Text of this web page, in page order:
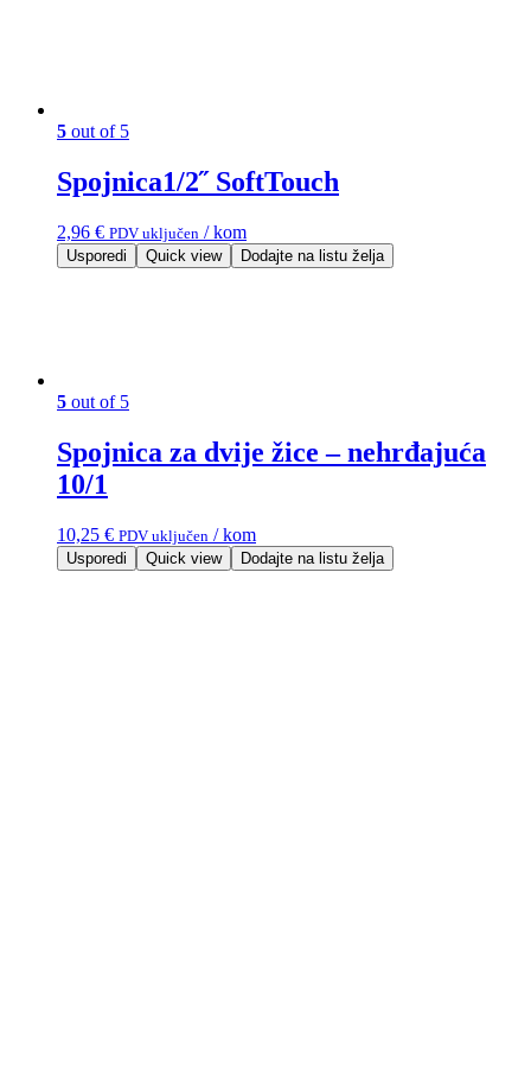
5 out of 5
Spojnica1/2˝ SoftTouch
2,96 € PDV uključen / kom
Usporedi Quick view Dodajte na listu želja
5 out of 5
Spojnica za dvije žice – nehrđajuća
10/1
10,25 € PDV uključen / kom
Usporedi Quick view Dodajte na listu želja